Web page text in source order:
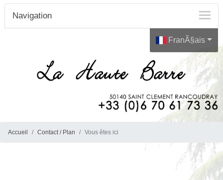
Navigation
FranÃ§ais
Accueil Contact / Plan Vous êtes ici